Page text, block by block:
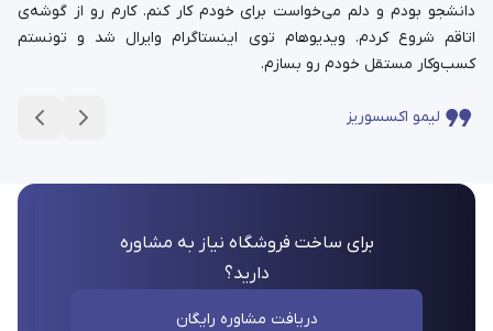
دانشجو بودم و دلم می‌خواست برای خودم کار کنم. کارم رو از گوشه‌ی
اتاقم شروع کردم. ویدیوهام توی اینستاگرام وایرال شد و تونستم
کسب‌وکار مستقل خودم رو بسازم.
لیمو اکسسوریز
برای ساخت فروشگاه نیاز به مشاوره
دارید؟
دریافت مشاوره رایگان